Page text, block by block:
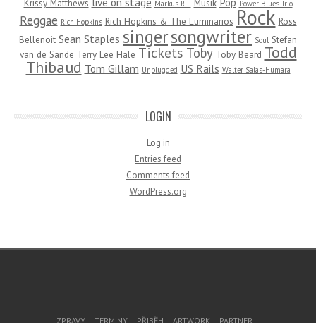
Krissy Matthews Markus Rill Musik Power Blues Trio
Reggae Rich Hopkins Rich Hopkins & The Luminarios Rock Ross
Bellenoit Sean Staples singersongwriter Soul Stefan
van de Sande Terry Lee Hale Tickets Toby Toby Beard Todd
Thibaud Tom Gillam Unplugged US Rails Walter Salas-Humara
LOGIN
Log in
Entries feed
Comments feed
WordPress.org
ZPRÁVY TERMÍNY PŘÍBĚH ARTWORK PARTNER